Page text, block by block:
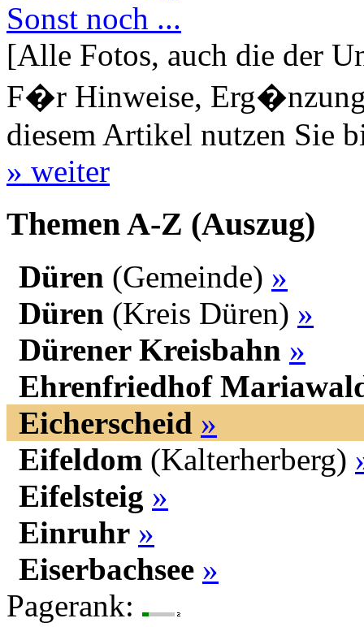
Sonst noch ...
[Alle Fotos, auch die der
F�r Hinweise,
diesem Artikel nutzen Sie
» weiter
Themen A-Z (Auszug)
Düren (Gemeinde) »
Düren (Kreis Düren) »
Dürener Kreisbahn »
Ehrenfriedhof
Eicherscheid »
Eifeldom (Kalterherberg)
Eifelsteig »
Einruhr »
Eiserbachsee »
Pagerank: